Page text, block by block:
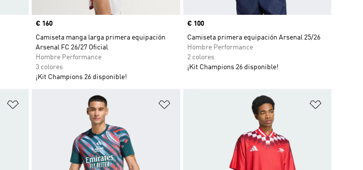
Precio
€ 160
Camiseta manga larga primera equipación
Arsenal FC 26/27 Oficial
Hombre Performance
3 colores
¡Kit Champions 26 disponible!
Precio
€ 100
Camiseta primera equipación Arsenal 25/26
Hombre Performance
2 colores
¡Kit Champions 26 disponible!
Añadir a la lista de deseos Añadir a la lista de deseos